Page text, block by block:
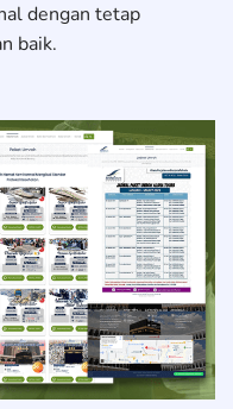
dengan tetap
baik.